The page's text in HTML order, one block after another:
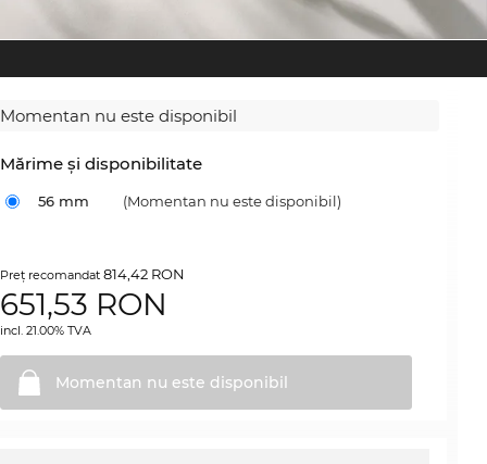
Momentan nu este disponibil
Mărime şi disponibilitate
56 mm (Momentan nu este disponibil)
Preţ recomandat814,42 RON
651,53 RON
incl. 21.00% TVA
Momentan nu este disponibil